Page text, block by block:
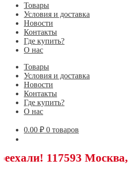
Товары
Условия и доставка
Новости
Контакты
Где купить?
О нас
Товары
Условия и доставка
Новости
Контакты
Где купить?
О нас
0.00 ₽ 0 товаров
Москва,